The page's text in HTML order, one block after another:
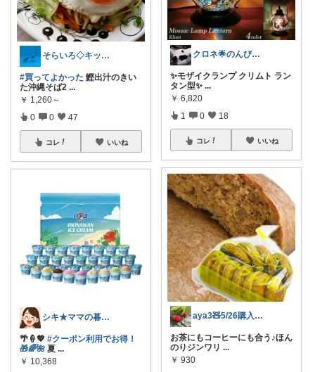
そらいろ◇キッチン・雑貨・インテリア・本
#買ってよかった 鰹出汁のきい
た沖縄そば2 ...
￥ 1,260～
0 0 47
コレ いいね
シキ★ママの暮らし、キッズ
🌴🍦💖 #クーポン利用でお得！
🎁🌈🌺 夏 ...
￥ 10,368
クロネ🌟のんびりゆったり活動です🌟
✨モザイクランプ クリムト ラン
タン型✨ ...
￥ 6,820
1 0 18
コレ いいね
aya3🧸5/26購入感謝します🌸✨
お茶にもコーヒーにも合う♪ほん
のりジンワリ ...
￥ 930